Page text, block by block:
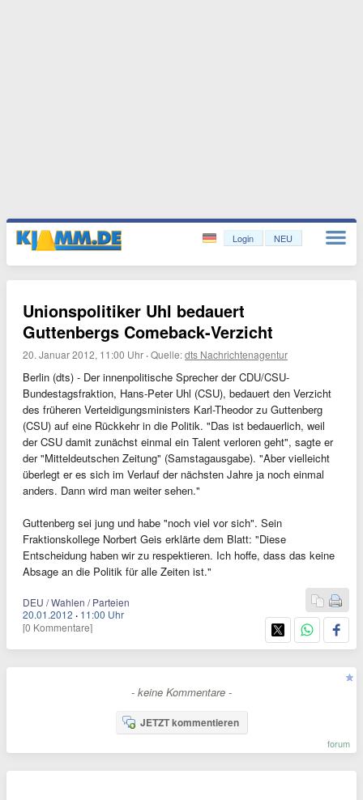
Login NEU
Unionspolitiker Uhl bedauert
Guttenbergs Comeback-Verzicht
20. Januar 2012, 11:00 Uhr ·Quelle:dts Nachrichtenagentur
Berlin (dts) - Der innenpolitische Sprecher der CDU/CSU-
Bundestagsfraktion, Hans-Peter Uhl (CSU), bedauert den Verzicht
des früheren Verteidigungsministers Karl-Theodor zu Guttenberg
(CSU) auf eine Rückkehr in die Politik. "Das ist bedauerlich, weil
der CSU damit zunächst einmal ein Talent verloren geht", sagte er
der "Mitteldeutschen Zeitung" (Samstagausgabe). "Aber vielleicht
überlegt er es sich im Verlauf der nächsten Jahre ja noch einmal
anders. Dann wird man weiter sehen."
Guttenberg sei jung und habe "noch viel vor sich". Sein
Fraktionskollege Norbert Geis erklärte dem Blatt: "Diese
Entscheidung haben wir zu respektieren. Ich hoffe, dass das keine
Absage an die Politik für alle Zeiten ist."
DEU / Wahlen / Parteien
20.01.2012 · 11:00 Uhr
[0 Kommentare]
- keine Kommentare -
JETZT kommentieren
forum